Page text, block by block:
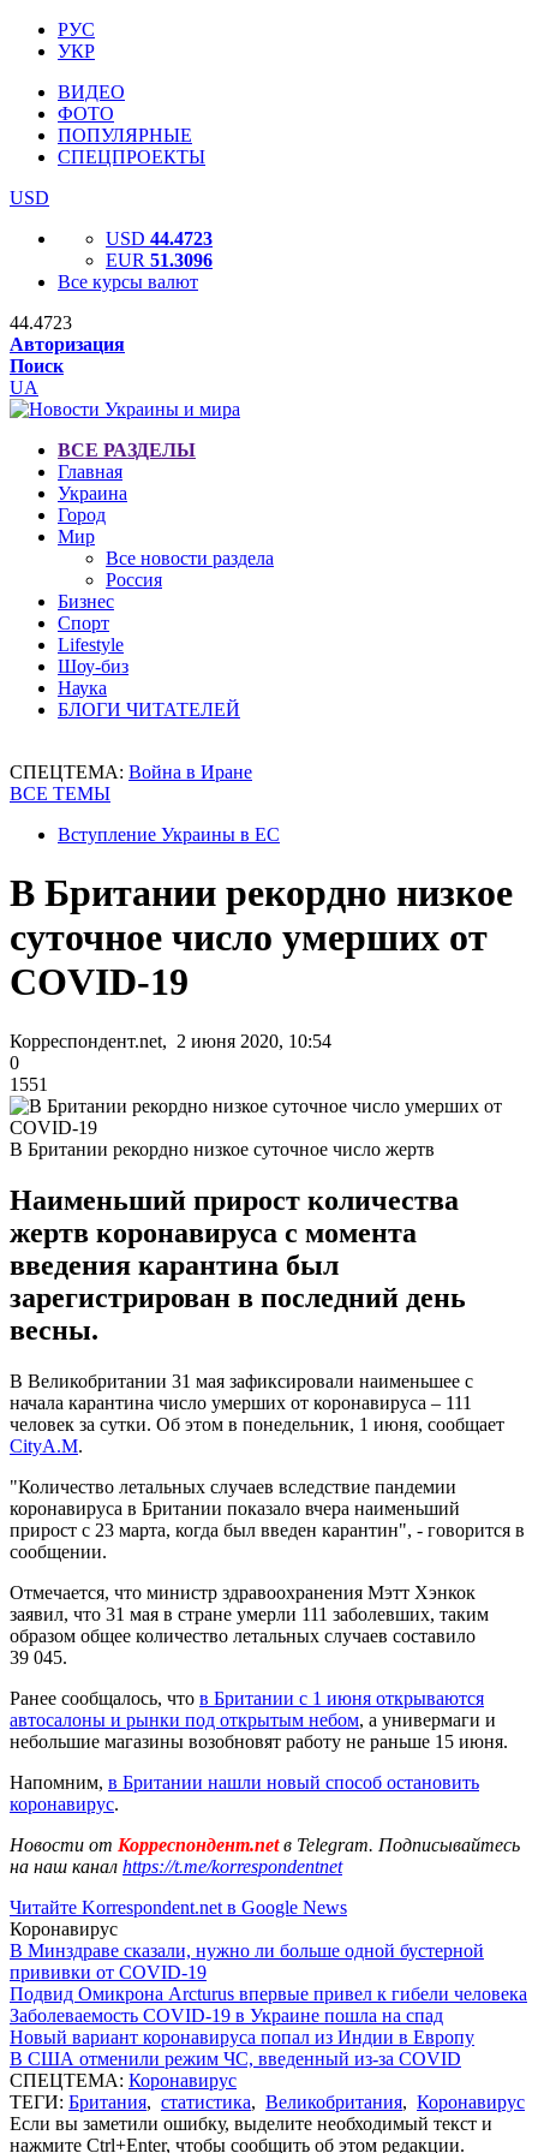
РУС
УКР
ВИДЕО
ФОТО
ПОПУЛЯРНЫЕ
СПЕЦПРОЕКТЫ
USD
USD 44.4723
EUR 51.3096
Все курсы валют
44.4723
Авторизация
Поиск
UA
ВСЕ РАЗДЕЛЫ
Главная
Украина
Город
Мир
Все новости раздела
Россия
Бизнес
Спорт
Lifestyle
Шоу-биз
Наука
БЛОГИ ЧИТАТЕЛЕЙ
СПЕЦТЕМА: Война в Иране
ВСЕ ТЕМЫ
Вступление Украины в ЕС
В Британии рекордно низкое
суточное число умерших от
COVID-19
Корреспондент.net, 2 июня 2020, 10:54
0
1551
В Британии рекордно низкое суточное число жертв
Наименьший прирост количества
жертв коронавируса с момента
введения карантина был
зарегистрирован в последний день
весны.
В Великобритании 31 мая зафиксировали наименьшее с
начала карантина число умерших от коронавируса – 111
человек за сутки. Об этом в понедельник, 1 июня, сообщает
CityA.M.
"Количество летальных случаев вследствие пандемии
коронавируса в Британии показало вчера наименьший
прирост с 23 марта, когда был введен карантин", - говорится в
сообщении.
Отмечается, что министр здравоохранения Мэтт Хэнкок
заявил, что 31 мая в стране умерли 111 заболевших, таким
образом общее количество летальных случаев составило
39 045.
Ранее сообщалось, что в Британии с 1 июня открываются
автосалоны и рынки под открытым небом, а универмаги и
небольшие магазины возобновят работу не раньше 15 июня.
Напомним, в Британии нашли новый способ остановить
коронавирус.
Новости от Корреспондент.netв Telegram. Подписывайтесь
на наш канал https://t.me/korrespondentnet
Читайте Korrespondent.net в Google News
Коронавирус
В Минздраве сказали, нужно ли больше одной бустерной
прививки от COVID-19
Подвид Омикрона Arcturus впервые привел к гибели человека
Заболеваемость COVID-19 в Украине пошла на спад
Новый вариант коронавируса попал из Индии в Европу
В США отменили режим ЧС, введенный из-за COVID
СПЕЦТЕМА: Коронавирус
ТЕГИ: Британия, статистика, Великобритания, Коронавирус
Если вы заметили ошибку, выделите необходимый текст и
нажмите Ctrl+Enter, чтобы сообщить об этом редакции.